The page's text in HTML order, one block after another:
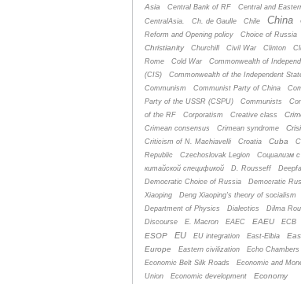
Asia
Central Bank of RF
Central and
CentralAsia.
Ch. de Gaulle Chile China
Reform and Opening policy
Choice of Russia
Christianity Churchill Civil War Clinton
Rome
Cold War
Commonwealth of
(CIS)
Commonwealth of the Independent
Communism
Communist Party of China
Party of the USSR (CSPU)
Communists
of the RF
Corporatism Creative class
Crimean consensus Crimean syndrome
Criticism of N. Machiavelli Croatia Cuba
Republic
Czechoslovak Legion
Cоциализм с
китайской спецификой
D. Rousseff
Democratic Choice of Russia
Democratic
Xiaoping
Deng Xiaoping's theory of socialism
Department of Physics
Dialectics
Dilma
Discourse
E. Macron EAEC EAEU ECB
ESOP EU EU integration East-Elbia
Europe
Eastern civilization
Echo Chambers
Economic Belt Silk Roads
Economic and
Union
Economic development
Economy